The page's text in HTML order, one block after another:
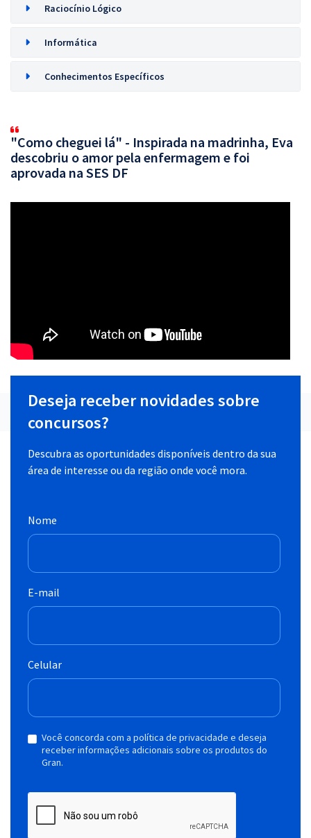
Raciocínio Lógico
Informática
Conhecimentos Específicos
"Como cheguei lá" - Inspirada na madrinha, Eva
descobriu o amor pela enfermagem e foi
aprovada na SES DF
Deseja receber novidades sobre
concursos?
Descubra as oportunidades disponíveis dentro da sua
área de interesse ou da região onde você mora.
Nome
E-mail
Celular
Você concorda com a política de privacidade e deseja
receber informações adicionais sobre os produtos do
Gran.